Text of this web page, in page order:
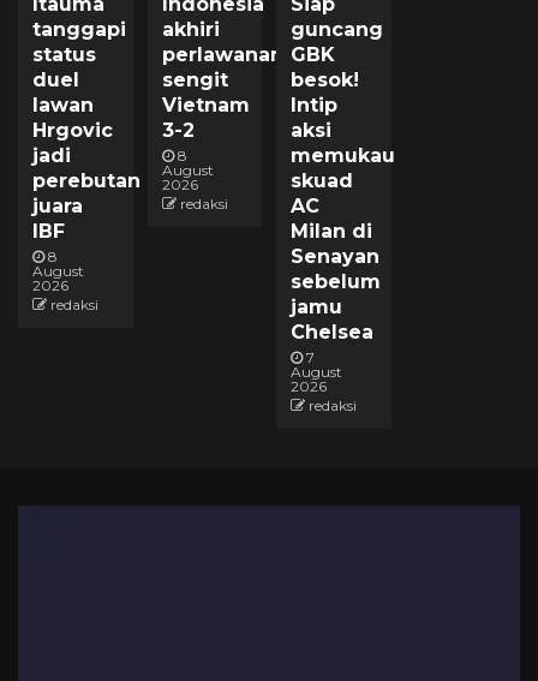
tanggapi
status
duel
lawan
Hrgovic
jadi
perebutan
juara
IBF
8
August
2026
redaksi
akhiri
perlawanan
sengit
Vietnam
3-2
8
August
2026
redaksi
guncang
GBK
besok!
Intip
aksi
memukau
skuad
AC
Milan di
Senayan
sebelum
jamu
Chelsea
7
August
2026
redaksi